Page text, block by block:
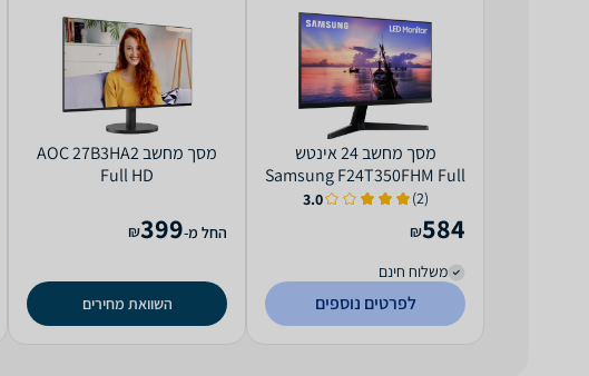
מסך מחשב ‏24 ‏אינטש
Samsung F24T350FHM Full
HD
(2)
3.0
584
₪
משלוח חינם
לפרטים נוספים
מסך מחשב AOC 27B3HA2
Full HD
החל מ-399
₪
השוואת מחירים